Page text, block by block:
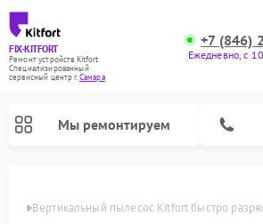
FIX-KITFORT
Ремонт устройств Kitfort
Специализированный
cервисный центр г.Самара
+7 (846)
Ежедневно, с
Мы ремонтируем
Вертикальный пылесос Kitfort быстро